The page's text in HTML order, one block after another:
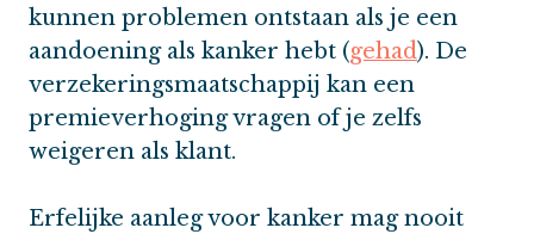
kunnen problemen ontstaan als je een
aandoening als kanker hebt (gehad). De
verzekeringsmaatschappij kan een
premieverhoging vragen of je zelfs
weigeren als klant.
Erfelijke aanleg voor kanker mag nooit